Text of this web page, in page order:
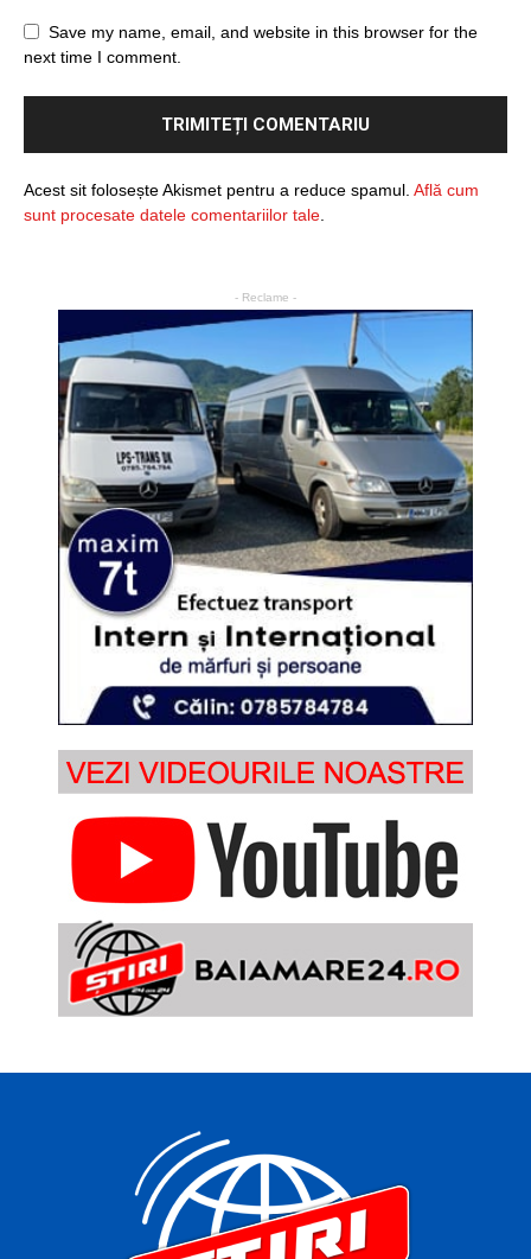
Save my name, email, and website in this browser for the
next time I comment.
Acest sit folosește Akismet pentru a reduce spamul. Află cum
sunt procesate datele comentariilor tale
- Reclame -